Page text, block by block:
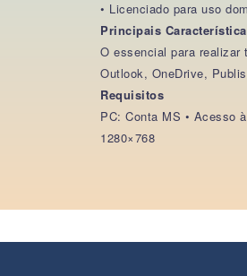
• Licenciado para uso
Principais
O essencial para
Outlook, OneDrive,
Requisitos
PC: Conta MS • Acesso
1280×768